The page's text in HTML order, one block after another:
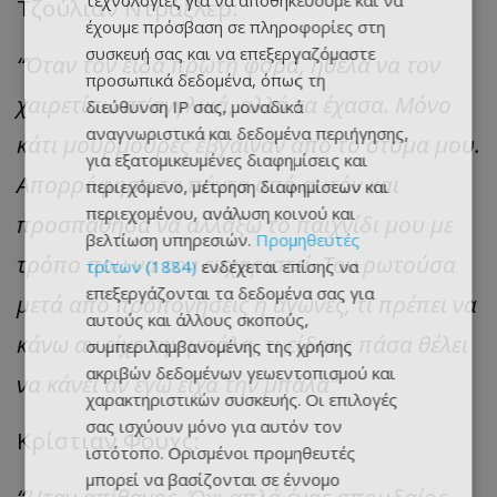
Τζούλιαν Ντράξλερ:
“Όταν τον είδα πρώτη φορά, ήθελα να τον
χαιρετίσω στ’αγγλικά, αλλά τα έχασα. Μόνο
κάτι μουρμούρες έβγαιναν από το στόμα μου.
Απορρόφησα τα πάντα από αυτόν και
προσπάθησα να αλλάξω το παιχνίδι μου με
τρόπο που να τον ευχαριστεί. Τον ρωτούσα
μετά από προπονήσεις ή αγώνες, τι πρέπει να
κάνω αν είχε την μπάλα, τι είδους πάσα θέλει
να κάνει αν εγώ είχα την μπάλα”
Κρίστιαν Φουχς:
έχουμε πρόσβαση σε πληροφορίες στη
συσκευή σας και να επεξεργαζόμαστε
προσωπικά δεδομένα, όπως τη
διεύθυνση IP σας, μοναδικά
αναγνωριστικά και δεδομένα περιήγησης,
για εξατομικευμένες διαφημίσεις και
περιεχόμενο, μέτρηση διαφημίσεων και
περιεχομένου, ανάλυση κοινού και
βελτίωση υπηρεσιών.Προμηθευτές
τρίτων (1884)ενδέχεται επίσης να
επεξεργάζονται τα δεδομένα σας για
αυτούς και άλλους σκοπούς,
συμπεριλαμβανομένης της χρήσης
ακριβών δεδομένων γεωεντοπισμού και
χαρακτηριστικών συσκευής. Οι επιλογές
σας ισχύουν μόνο για αυτόν τον
ιστότοπο. Ορισμένοι προμηθευτές
μπορεί να βασίζονται σε έννομο